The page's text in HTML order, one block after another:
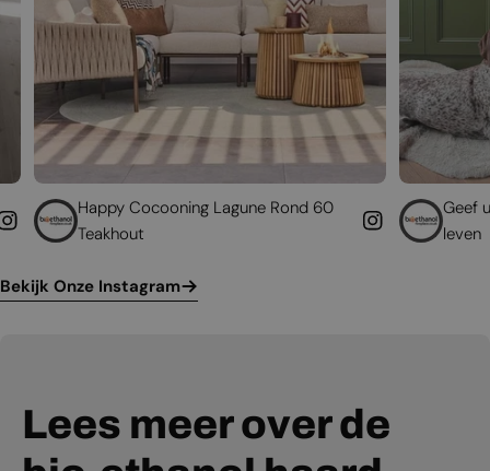
Cocooning Lagune Rond 60
Geef uw bestaande
Bekijk Onze Instagram
Lees meer over de